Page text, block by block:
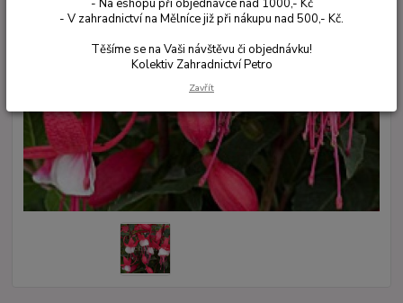
- Na eshopu při objednávce nad 1000,- Kč
- V zahradnictví na Mělníce již při nákupu nad 500,- Kč.
Těšíme se na Vaši návštěvu či objednávku!
Kolektiv Zahradnictví Petro
Zavřít